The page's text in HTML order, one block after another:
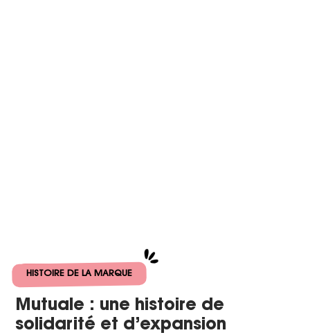
HISTOIRE DE LA MARQUE
Mutuale : une histoire de
solidarité et d’expansion